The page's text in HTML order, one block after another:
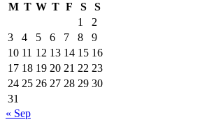
M T W T F S
S
1
2
3
4 5 6 7 8
9
10 11 12 13 14 15 16
17 18 19 20 21 22 23
24 25 26 27 28 29 30
31
« Sep